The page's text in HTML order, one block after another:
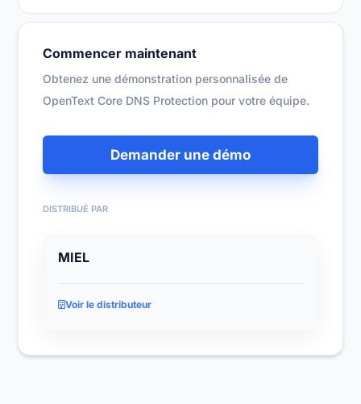
Commencer maintenant
Obtenez une démonstration personnalisée de
OpenText Core DNS Protection pour votre équipe.
Demander une démo
DISTRIBUÉ PAR
MIEL
Voir le distributeur